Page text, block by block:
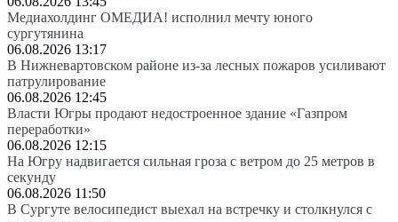
Медиахолдинг ОМЕДИА! исполнил мечту юного
сургутянина
06.08.2026 13:17
В Нижневартовском районе из-за лесных пожаров усиливают
патрулирование
06.08.2026 12:45
Власти Югры продают недостроенное здание «Газпром
переработки»
06.08.2026 12:15
На Югру надвигается сильная гроза с ветром до 25 метров в
секунду
06.08.2026 11:50
В Сургуте велосипедист выехал на встречку и столкнулся с